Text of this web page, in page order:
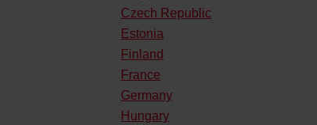
Czech Republic
Estonia
Finland
France
Germany
Hungary